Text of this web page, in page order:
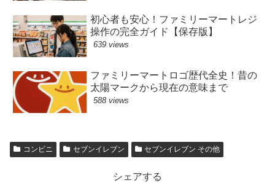
初心者も安心！ファミリーマートレジ
操作の完全ガイド【保存版】
639 views
ファミリーマートロゴ歴代全史！昔の
太陽マークから現在の意味まで
588 views
コンビニ セブンイレブン セブンイレブン その他
シェアする